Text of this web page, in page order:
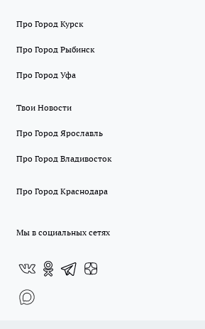
Про Город Курск
Про Город Рыбинск
Про Город Уфа
Твои Новости
Про Город Ярославль
Про Город Владивосток
Про Город Краснодара
Мы в социальных сетях